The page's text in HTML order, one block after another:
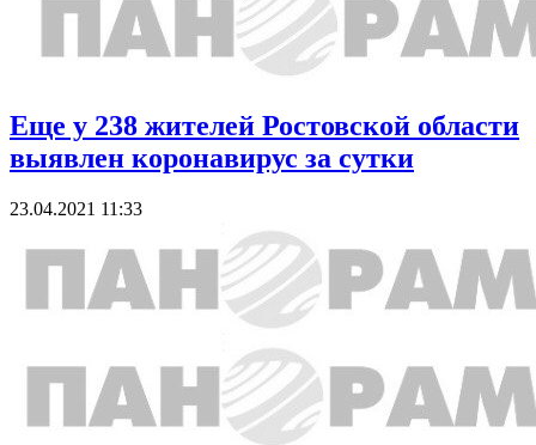
Еще у 238 жителей Ростовской области
выявлен коронавирус за сутки
23.04.2021 11:33